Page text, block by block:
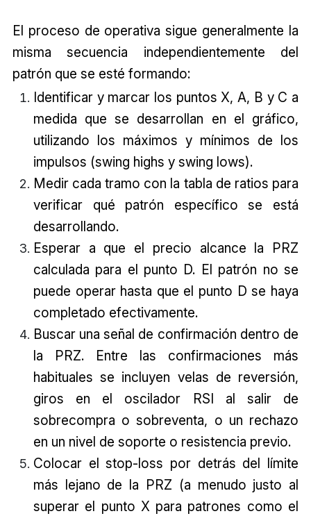
El proceso de operativa sigue generalmente la
misma secuencia independientemente del
patrón que se esté formando:
Identificar y marcar los puntos X, A, B y C a
medida que se desarrollan en el gráfico,
utilizando los máximos y mínimos de los
impulsos (swing highs y swing lows).
Medir cada tramo con la tabla de ratios para
verificar qué patrón específico se está
desarrollando.
Esperar a que el precio alcance la PRZ
calculada para el punto D. El patrón no se
puede operar hasta que el punto D se haya
completado efectivamente.
Buscar una señal de confirmación dentro de
la PRZ. Entre las confirmaciones más
habituales se incluyen velas de reversión,
giros en el oscilador RSI al salir de
sobrecompra o sobreventa, o un rechazo
en un nivel de soporte o resistencia previo.
Colocar el stop-loss por detrás del límite
más lejano de la PRZ (a menudo justo al
superar el punto X para patrones como el